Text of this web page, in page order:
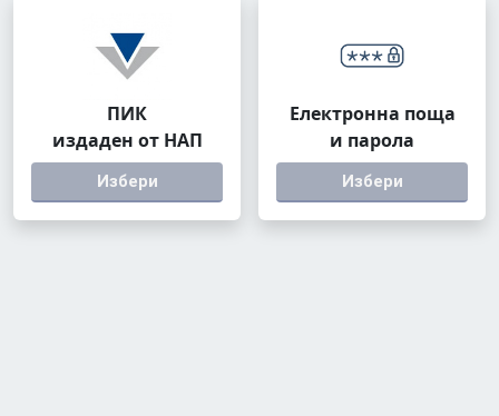
ПИК
издаден от НАП
Избери
Електронна поща
и парола
Избери